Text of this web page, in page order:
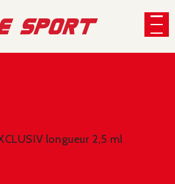
longueur 2,5 ml